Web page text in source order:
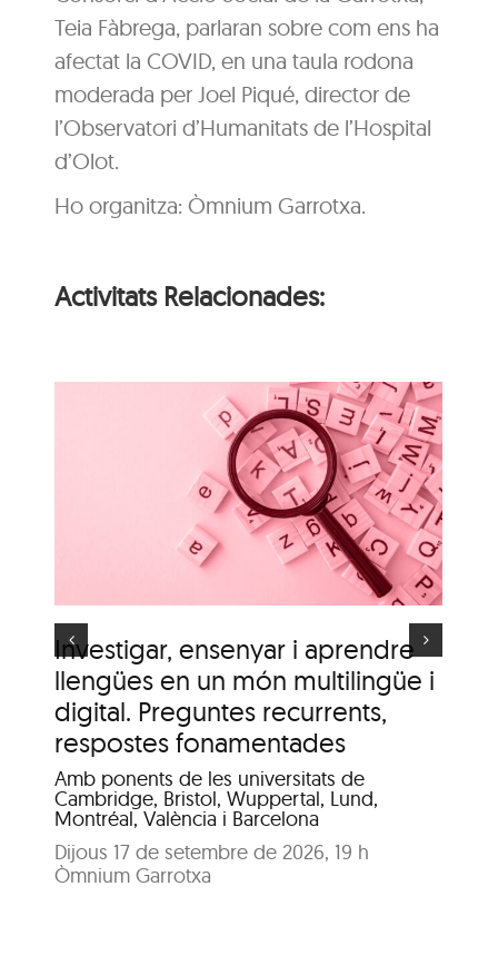
Teia Fàbrega, parlaran sobre com ens ha
afectat la COVID, en una taula rodona
moderada per Joel Piqué, director de
l’Observatori d’Humanitats de l’Hospital
d’Olot.
Ho organitza: Òmnium Garrotxa.
Activitats Relacionades:
Investigar, ensenyar i aprendre
llengües en un món multilingüe i
digital. Preguntes recurrents,
respostes fonamentades
Amb ponents de les universitats de
Cambridge, Bristol, Wuppertal, Lund,
Montréal, València i Barcelona
Dijous 17 de setembre de 2026, 19 h
Òmnium Garrotxa
Itinerari personal: “El
clima urbà de la ciutat
d’Olot”